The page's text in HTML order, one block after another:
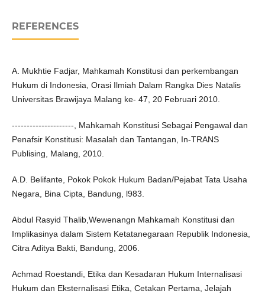
REFERENCES
A. Mukhtie Fadjar, Mahkamah Konstitusi dan perkembangan
Hukum di Indonesia, Orasi Ilmiah Dalam Rangka Dies Natalis
Universitas Brawijaya Malang ke- 47, 20 Februari 2010.
---------------------, Mahkamah Konstitusi Sebagai Pengawal dan
Penafsir Konstitusi: Masalah dan Tantangan, In-TRANS
Publising, Malang, 2010.
A.D. Belifante, Pokok Pokok Hukum Badan/Pejabat Tata Usaha
Negara, Bina Cipta, Bandung, l983.
Abdul Rasyid Thalib,Wewenangn Mahkamah Konstitusi dan
Implikasinya dalam Sistem Ketatanegaraan Republik Indonesia,
Citra Aditya Bakti, Bandung, 2006.
Achmad Roestandi, Etika dan Kesadaran Hukum Internalisasi
Hukum dan Eksternalisasi Etika, Cetakan Pertama, Jelajah